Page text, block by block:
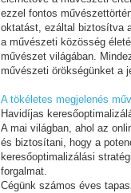
A tökéletes megjelenés
Havidíjas
A mai világban, ahol az
és biztosítani, hogy a
keresőoptimalizálási
forgalmat.
Cégünk számos éves